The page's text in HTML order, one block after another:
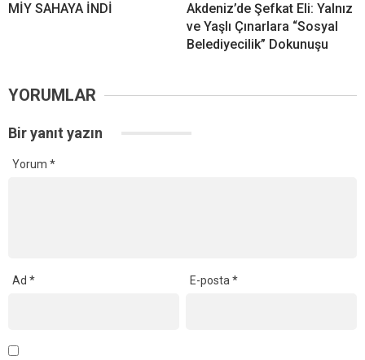
MİY SAHAYA İNDİ
Akdeniz’de Şefkat Eli: Yalnız
ve Yaşlı Çınarlara “Sosyal
Belediyecilik” Dokunuşu
YORUMLAR
Bir yanıt yazın
Yorum *
Ad * E-posta*